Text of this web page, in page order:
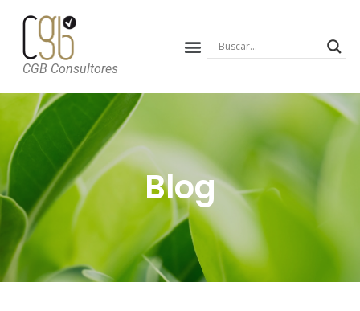
CGB Consultores
Blog